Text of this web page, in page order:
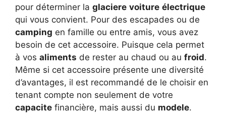
pour déterminer la glaciere voiture électrique
qui vous convient. Pour des escapades ou de
camping en famille ou entre amis, vous avez
besoin de cet accessoire. Puisque cela permet
à vos aliments de rester au chaud ou au froid.
Même si cet accessoire présente une diversité
d’avantages, il est recommandé de le choisir en
tenant compte non seulement de votre
capacite financière, mais aussi du modele.